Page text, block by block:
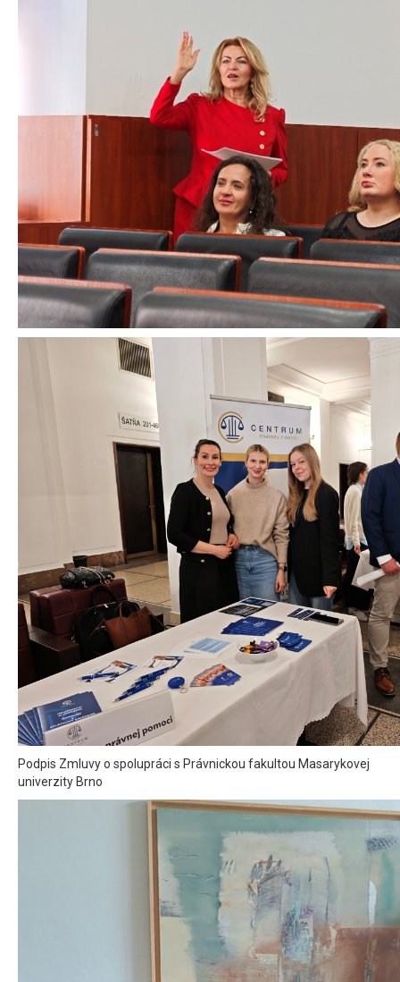
Podpis Zmluvy o spolupráci s Právnickou fakultou Masarykovej
univerzity Brno